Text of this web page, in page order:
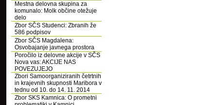
Mestna delovna skupina za
komunalo: Molk občine otežuje
delo
Zbor SČS Studenci: Zbranih že
586 podpisov
Zbor SČS Magdalena:
Osvobajanje javnega prostora
Poročilo iz delovne akcije v SČS
Nova vas: AKCIJE NAS
POVEZUJEJO
Zbori Samoorganiziranih četrtnih
in krajevnih skupnosti Maribora v
tednu od 10. do 14. 11. 2014
Zbor SKS Kamnica: O prometni